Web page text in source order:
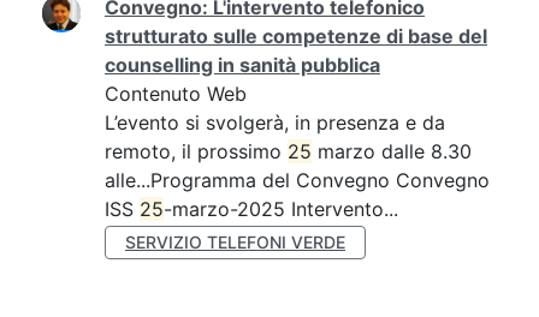
Convegno: L'intervento telefonico
strutturato sulle competenze di base del
counselling in sanità pubblica
Contenuto Web
L’evento si svolgerà, in presenza e da
remoto, il prossimo 25 marzo dalle 8.30
alle...Programma del Convegno Convegno
ISS 25-marzo-2025 Intervento...
SERVIZIO TELEFONI VERDE